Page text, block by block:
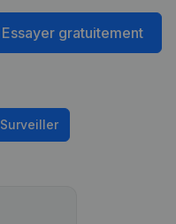
Essayer gratuitement
Surveiller